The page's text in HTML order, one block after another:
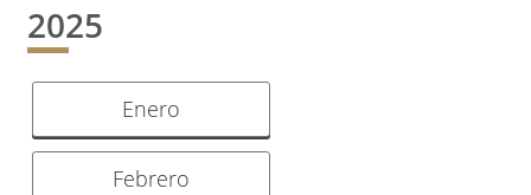
2025
Enero
Febrero